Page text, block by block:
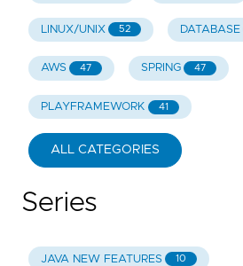
LINUX/UNIX 52 DATABASE
AWS 47 SPRING 47
PLAYFRAMEWORK 41
ALL CATEGORIES
Series
JAVA NEW FEATURES 10